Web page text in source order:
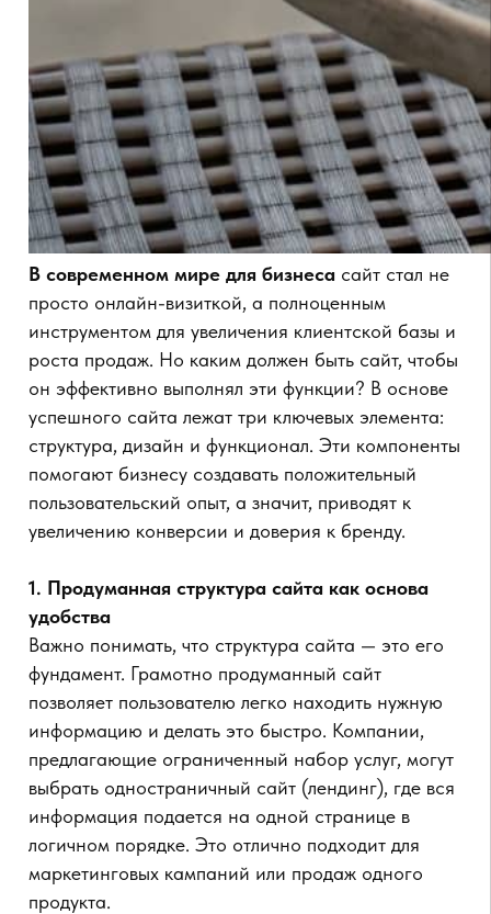
пользовательский опыт, а значит, приводят к
увеличению конверсии и доверия к бренду.
1. Продуманная структура сайта как основа
удобства
Важно понимать, что структура сайта — это его
фундамент. Грамотно продуманный сайт
позволяет пользователю легко находить нужную
информацию и делать это быстро. Компании,
предлагающие ограниченный набор услуг, могут
выбрать одностраничный сайт (лендинг), где вся
информация подается на одной странице в
логичном порядке. Это отлично подходит для
маркетинговых кампаний или продаж одного
продукта.
Для бизнеса с широким ассортиментомили
большим количеством информации лучше
подойдет многостраничный сайт. Этот формат
позволяет разместить отдельные страницы для
каждого раздела, будь то каталог товаров,
информация об услугах, отзывы клиентов или
блог. Структура сайта должна быть интуитивно
понятной, чтобы пользователи не испытывали
затруднений в поиске нужной информации.
Дизайн сайта не просто "украшает" его, а
помогает создать атмосферу, которая
располагает клиента к доверию и
взаимодействию. При разработке важно
ориентироваться на аудиторию компании,
подбирая подходящую цветовую гамму, шрифты и
визуальные элементы. Минимализм и
лаконичность в оформлении создают ощущение
профессионализма и аккуратности, а
продуманные графические элементы помогают
подчеркнуть индивидуальность бренда.
Дизайн одностраничных сайтовчасто
сосредоточен на мощных визуальных решениях,
которые захватывают внимание и направляют